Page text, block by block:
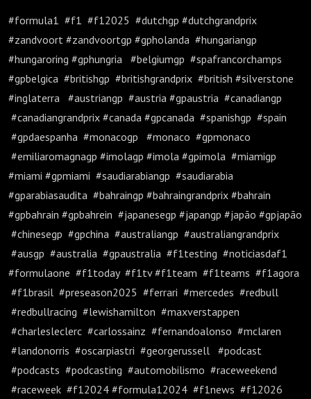
#formula1 #f1 #f12025 #dutchgp #dutchgrandprix
#zandvoort #zandvoortgp #gpholanda #hungariangp
#hungaroring #gphungria #belgiumgp #spafrancorchamps
#gpbelgica #britishgp #britishgrandprix #british #silverstone
#inglaterra #austriangp #austria #gpaustria #canadiangp
#canadiangrandprix #canada #gpcanada #spanishgp #spain
#gpdaespanha #monacogp #monaco #gpmonaco
#emiliaromagnagp #imolagp #imola #gpimola #miamigp
#miami #gpmiami #saudiarabiangp #saudiarabia
#gparabiasaudita #bahraingp #bahraingrandprix #bahrain
#gpbahrain #gpbahrein #japanesegp #japangp #japão #gpjapão
#chinesegp #gpchina #australiangp #australiangrandprix
#ausgp #australia #gpaustralia #f1testing #noticiasdaf1
#formulaone #f1today #f1tv #f1team #f1teams #f1agora
#f1brasil #preseason2025 #ferrari #mercedes #redbull
#redbullracing #lewishamilton #maxverstappen
#charlesleclerc #carlossainz #fernandoalonso #mclaren
#landonorris #oscarpiastri #georgerussell #podcast
#podcasts #podcasting #automobilismo #raceweekend
#raceweek #f12024 #formula12024 #f1news #f12026